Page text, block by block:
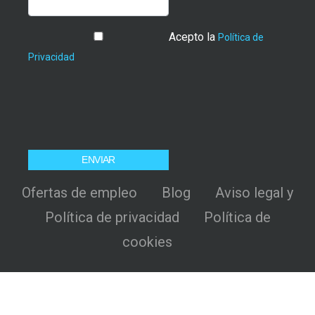
Acepto la Política de
Privacidad
Ofertas de empleo Blog
Aviso legal y
Política de privacidad
Política de
cookies